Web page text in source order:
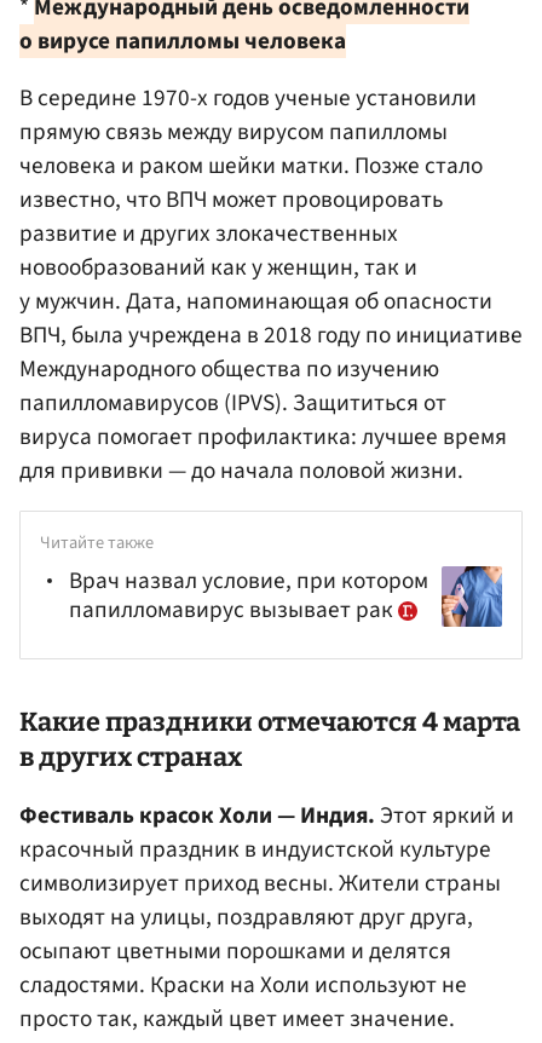
* Международный день осведомленности
о вирусе папилломы человека
В середине 1970-х годов ученые установили
прямую связь между вирусом папилломы
человека и раком шейки матки. Позже стало
известно, что ВПЧ может провоцировать
развитие и других злокачественных
новообразований как у женщин, так и
у мужчин. Дата, напоминающая об опасности
ВПЧ, была учреждена в 2018 году по инициативе
Международного общества по изучению
папилломавирусов (IPVS). Защититься от
вируса помогает профилактика: лучшее время
для прививки — до начала половой жизни.
Читайте также
Врач назвал условие, при котором
папилломавирус вызывает рак
Какие праздники отмечаются 4 марта
в других странах
Фестиваль красок Холи — Индия.Этот яркий и
красочный праздник в индуистской культуре
символизирует приход весны. Жители страны
выходят на улицы, поздравляют друг друга,
осыпают цветными порошками и делятся
сладостями. Краски на Холи используют не
просто так, каждый цвет имеет значение.